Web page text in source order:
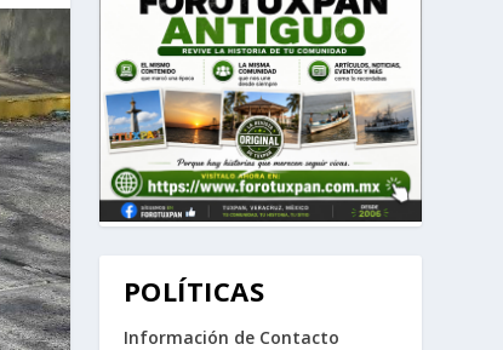
POLÍTICAS
Información de Contacto